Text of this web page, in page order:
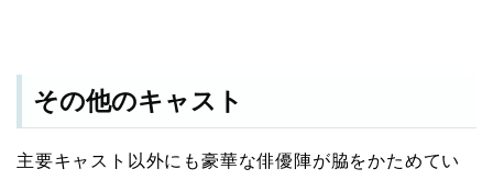
その他のキャスト
主要キャスト以外にも豪華な俳優陣が脇をかためてい